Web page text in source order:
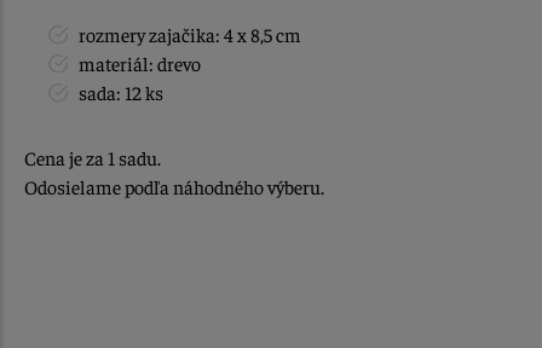
rozmery zajačika: 4 x 8,5 cm
materiál: drevo
sada: 12 ks
Cena je za 1 sadu.
Odosielame podľa náhodného výberu.